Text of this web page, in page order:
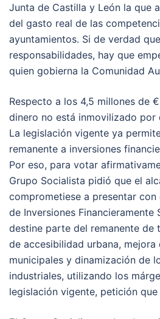
Junta de Castilla y León la que
del gasto real de las
ayuntamientos. Si de verdad
responsabilidades, hay que
quien gobierna la Comunidad
Respecto a los 4,5 millones de
dinero no está inmovilizado por
La legislación vigente ya
remanente a inversiones
Por eso, para votar
Grupo Socialista pidió que el
comprometiese a presentar con
de Inversiones Financieramente
destine parte del remanente de
de accesibilidad urbana,
municipales y dinamización de
industriales, utilizando los
legislación vigente, petición